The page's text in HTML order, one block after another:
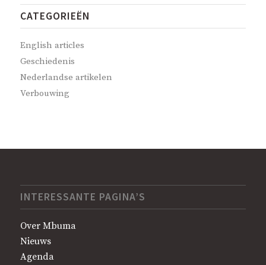
CATEGORIEËN
English articles
Geschiedenis
Nederlandse artikelen
Verbouwing
INTERESSANTE PAGINA’S
Over Mbuma
Nieuws
Agenda